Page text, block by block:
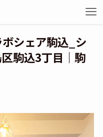
ボシェア駒込_シ
駒込3丁目｜駒